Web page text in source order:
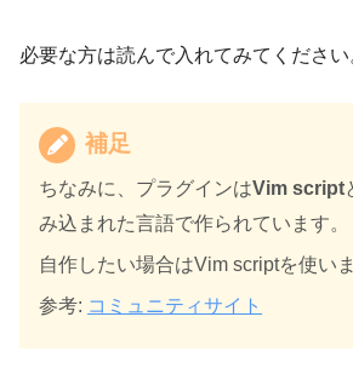
必要な方は読んで入れてみてください
補足
ちなみに、プラグインはVim script
み込まれた言語で作られています。
自作したい場合はVim scriptを使いま
参考: コミュニティサイト